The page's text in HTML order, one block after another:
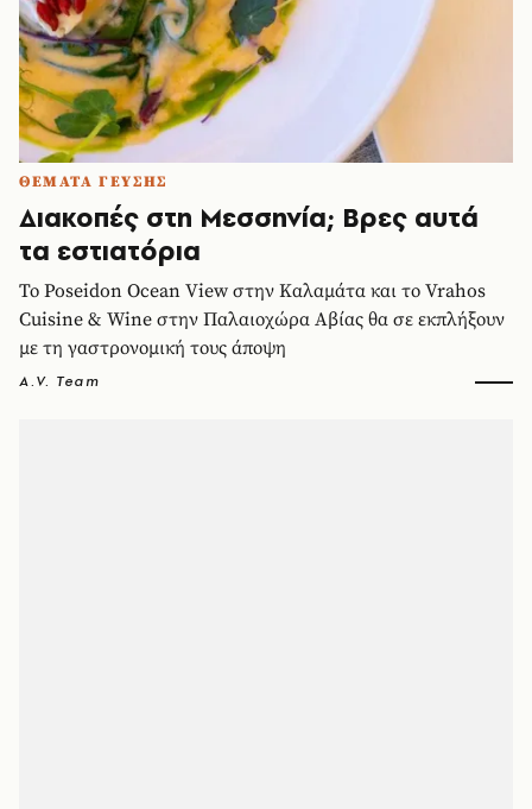
ΘΕΜΑΤΑ ΓΕΥΣΗΣ
Διακοπές στη Μεσσηνία; Βρες αυτά
τα εστιατόρια
Το Poseidon Ocean View στην Καλαμάτα και το Vrahos
Cuisine & Wine στην Παλαιοχώρα Αβίας θα σε εκπλήξουν
με τη γαστρονομική τους άποψη
A.V. Team